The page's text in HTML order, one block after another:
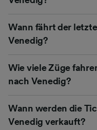
Wann fährt der
Venedig?
Wie viele Züge
nach Venedig?
Wann werden die
Venedig verkauft?